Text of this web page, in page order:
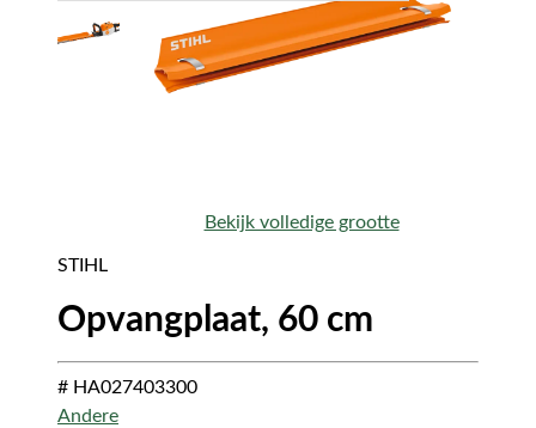
Bekijk volledige grootte
STIHL
Opvangplaat, 60 cm
# HA027403300
Andere